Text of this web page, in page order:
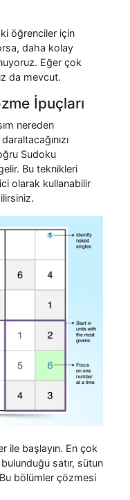
öğrenciler için
daha kolay
Eğer çok
da mevcut.
İpuçları
nereden
Sudoku
Bu teknikleri
olarak kullanabilir
ile başlayın. En çok
satır, sütun
bölümler çözmesi